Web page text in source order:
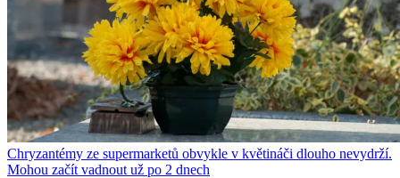
Chryzantémy ze supermarketů obvykle v květináči dlouho nevydrží.
Mohou začít vadnout už po 2 dnech